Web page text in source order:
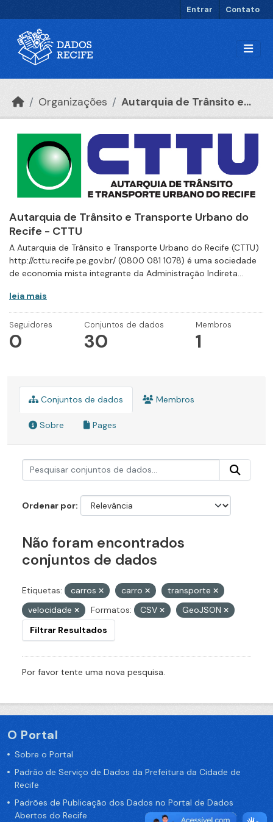
Entrar Contato
Organizações Autarquia de Trânsito e...
Autarquia de Trânsito e Transporte Urbano do
Recife - CTTU
A Autarquia de Trânsito e Transporte Urbano do Recife (CTTU)
http://cttu.recife.pe.gov.br/ (0800 081 1078) é uma sociedade
de economia mista integrante da Administração Indireta...
leia mais
Seguidores
0
Conjuntos de dados
30
Membros
1
Conjuntos de dados Membros
Sobre Pages
Ordenar por
Não foram encontrados
conjuntos de dados
Etiquetas: carros carro
transporte
velocidade
Formatos: CSV
GeoJSON
Filtrar Resultados
Por favor tente uma nova pesquisa.
O Portal
Sobre o Portal
Padrão de Serviço de Dados da Prefeitura da Cidade de
Recife
Padrões de Publicação dos Dados no Portal de Dados
Abertos do Recife